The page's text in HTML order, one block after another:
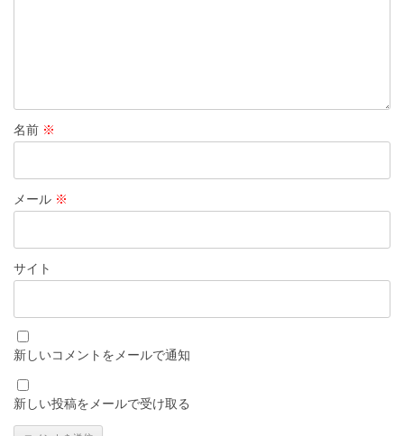
名前 ※
メール ※
サイト
新しいコメントをメールで通知
新しい投稿をメールで受け取る